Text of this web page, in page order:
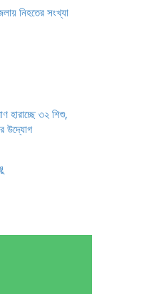
নিহতের সংখ্যা
হারাচ্ছে ৩২ শিশু,
উদ্যোগ